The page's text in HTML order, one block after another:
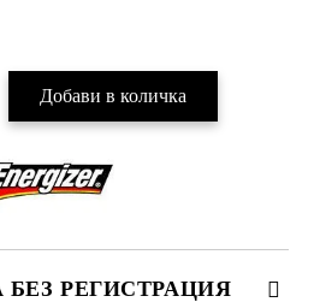
РЕГИСТРАЦИЯ